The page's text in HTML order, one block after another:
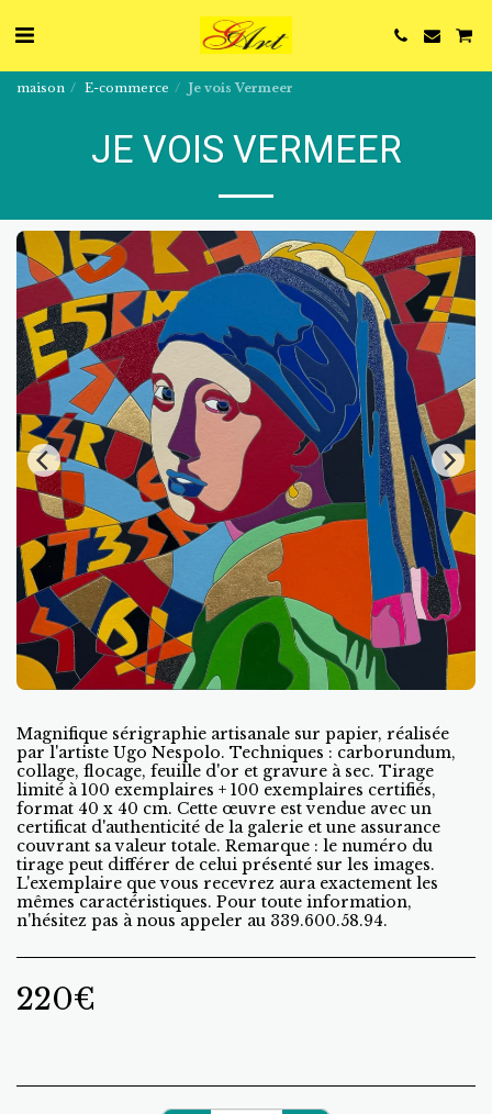
maison E-commerce Je vois Vermeer
JE VOIS VERMEER
Magnifique sérigraphie artisanale sur papier, réalisée
par l'artiste Ugo Nespolo. Techniques : carborundum,
collage, flocage, feuille d'or et gravure à sec. Tirage
limité à 100 exemplaires + 100 exemplaires certifiés,
format 40 x 40 cm. Cette œuvre est vendue avec un
certificat d'authenticité de la galerie et une assurance
couvrant sa valeur totale. Remarque : le numéro du
tirage peut différer de celui présenté sur les images.
L'exemplaire que vous recevrez aura exactement les
mêmes caractéristiques. Pour toute information,
n'hésitez pas à nous appeler au 339.600.58.94.
220€